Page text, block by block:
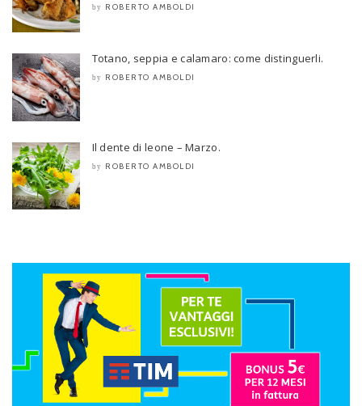
by ROBERTO AMBOLDI
Totano, seppia e calamaro: come distinguerli.
by ROBERTO AMBOLDI
Il dente di leone – Marzo.
by ROBERTO AMBOLDI